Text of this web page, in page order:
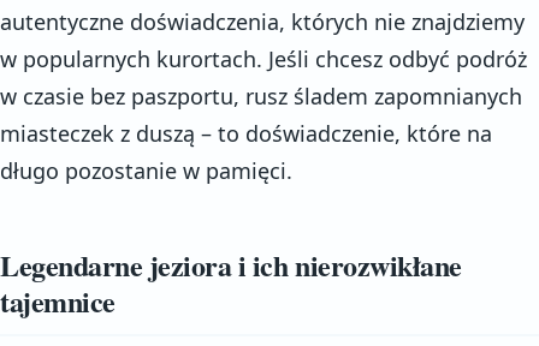
autentyczne doświadczenia, których nie znajdziemy
w popularnych kurortach. Jeśli chcesz odbyć podróż
w czasie bez paszportu, rusz śladem zapomnianych
miasteczek z duszą – to doświadczenie, które na
długo pozostanie w pamięci.
Legendarne jeziora i ich nierozwikłane
tajemnice